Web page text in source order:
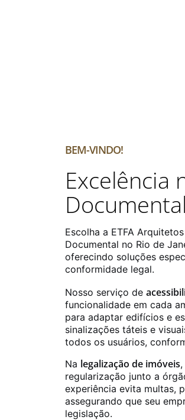
BEM-VINDO!
Excelência
Escolha a ETFA
Documental no Rio de
oferecindo soluções
conformidade legal.
Nosso serviço de
funcionalidade em cada
para adaptar edifícios e
sinalizações táteis e
todos os usuários,
Na legalização de imóveis
regularização junto a
experiência evita multas,
assegurando que seu
legislação.